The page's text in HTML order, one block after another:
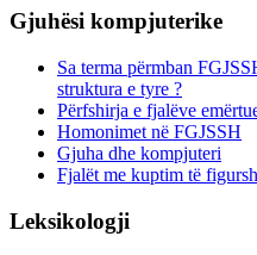
Gjuhësi kompjuterike
Sa terma përmban
struktura e tyre ?
Përfshirja e fjalëve
Homonimet në FGJSSH
Gjuha dhe kompjuteri
Fjalët me kuptim të
Leksikologji